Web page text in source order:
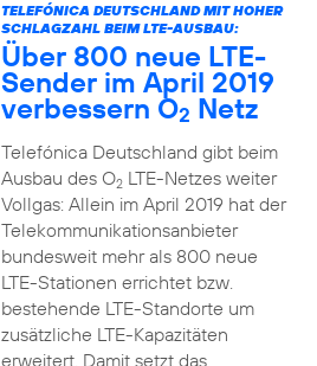
TELEFÓNICA DEUTSCHLAND MIT HOHER
SCHLAGZAHL BEIM LTE-AUSBAU:
Über 800 neue LTE-
Sender im April 2019
verbessern O2 Netz
Telefónica Deutschland gibt beim
Ausbau des O2LTE-Netzes weiter
Vollgas: Allein im April 2019 hat der
Telekommunikationsanbieter
bundesweit mehr als 800 neue
LTE-Stationen errichtet bzw.
bestehende LTE-Standorte um
zusätzliche LTE-Kapazitäten
erweitert. Damit setzt das